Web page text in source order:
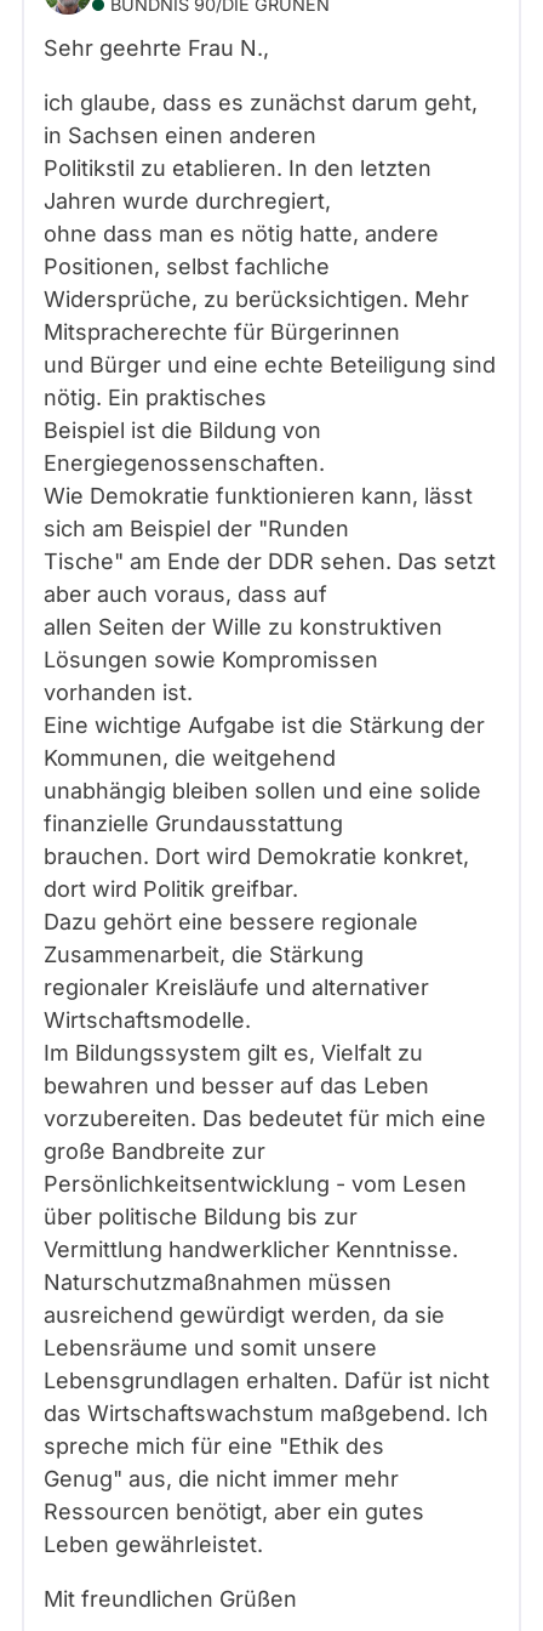
BÜNDNIS 90/­DIE GRÜNEN
Sehr geehrte Frau N.,
ich glaube, dass es zunächst darum geht,
in Sachsen einen anderen
Politikstil zu etablieren. In den letzten
Jahren wurde durchregiert,
ohne dass man es nötig hatte, andere
Positionen, selbst fachliche
Widersprüche, zu berücksichtigen. Mehr
Mitspracherechte für Bürgerinnen
und Bürger und eine echte Beteiligung sind
nötig. Ein praktisches
Beispiel ist die Bildung von
Energiegenossenschaften.
Wie Demokratie funktionieren kann, lässt
sich am Beispiel der "Runden
Tische" am Ende der DDR sehen. Das setzt
aber auch voraus, dass auf
allen Seiten der Wille zu konstruktiven
Lösungen sowie Kompromissen
vorhanden ist.
Eine wichtige Aufgabe ist die Stärkung der
Kommunen, die weitgehend
unabhängig bleiben sollen und eine solide
finanzielle Grundausstattung
brauchen. Dort wird Demokratie konkret,
dort wird Politik greifbar.
Dazu gehört eine bessere regionale
Zusammenarbeit, die Stärkung
regionaler Kreisläufe und alternativer
Wirtschaftsmodelle.
Im Bildungssystem gilt es, Vielfalt zu
bewahren und besser auf das Leben
vorzubereiten. Das bedeutet für mich eine
große Bandbreite zur
Persönlichkeitsentwicklung - vom Lesen
über politische Bildung bis zur
Vermittlung handwerklicher Kenntnisse.
Naturschutzmaßnahmen müssen
ausreichend gewürdigt werden, da sie
Lebensräume und somit unsere
Lebensgrundlagen erhalten. Dafür ist nicht
das Wirtschaftswachstum maßgebend. Ich
spreche mich für eine "Ethik des
Genug" aus, die nicht immer mehr
Ressourcen benötigt, aber ein gutes
Leben gewährleistet.
Mit freundlichen Grüßen